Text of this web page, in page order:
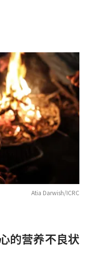
Atia Darwish/ICRC
的营养不良状